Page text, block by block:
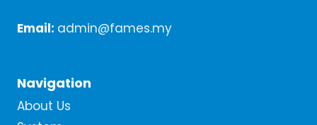
Email: admin@fames.my
Navigation
About Us